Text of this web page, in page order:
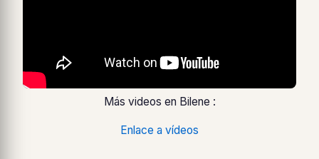
Más videos en Bilene :
Enlace a vídeos